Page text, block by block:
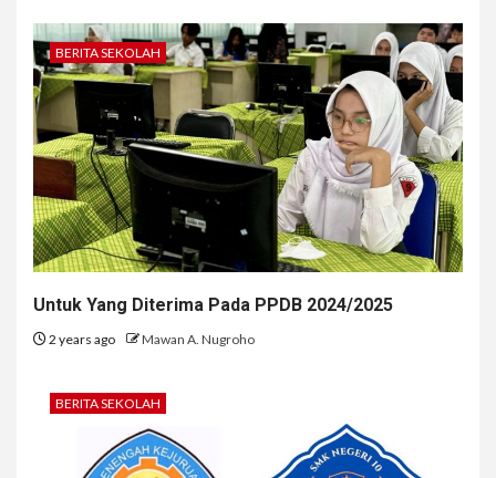
BERITA SEKOLAH
Untuk Yang Diterima Pada PPDB 2024/2025
2 years ago Mawan A. Nugroho
BERITA SEKOLAH